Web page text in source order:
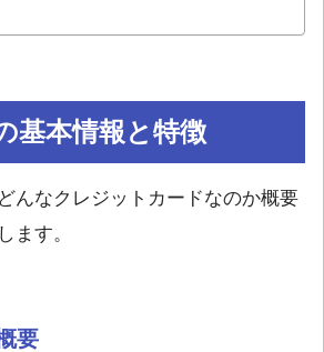
基本情報と特徴
んなクレジットカードなのか概要
ます。
要